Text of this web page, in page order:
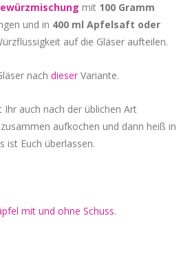
mit 100 Gramm
und in 400 ml Apfelsaft oder
auf die Gläser aufteilen.
nach dieser Variante.
Ihr auch nach der üblichen Art
aufkochen und dann heiß in
ist Euch überlassen.
mit und ohne Schuss.